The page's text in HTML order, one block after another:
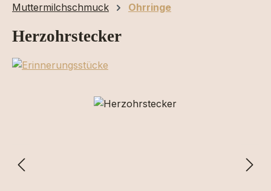
Muttermilchschmuck Ohrringe
Herzohrstecker
Bildergalerie überspringen